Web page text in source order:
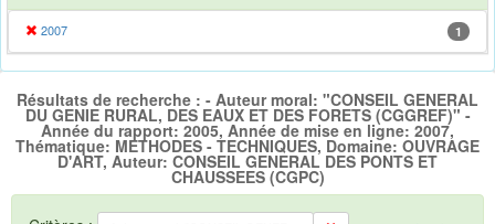
2007 1
Résultats de recherche : - Auteur moral: "CONSEIL GENERAL
DU GENIE RURAL, DES EAUX ET DES FORETS (CGGREF)" -
Année du rapport: 2005, Année de mise en ligne: 2007,
Thématique: METHODES - TECHNIQUES, Domaine: OUVRAGE
D'ART, Auteur: CONSEIL GENERAL DES PONTS ET
CHAUSSEES (CGPC)